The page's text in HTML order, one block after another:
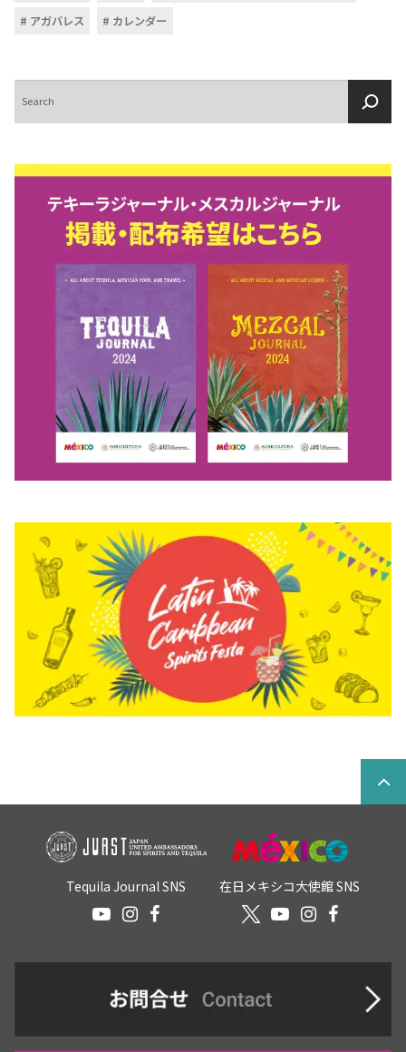
COPYRIGHT © JUAST All rights reserved.
アガバレス カレンダー
索
Tequila Journal SNS 在日メキシコ大使館 SNS